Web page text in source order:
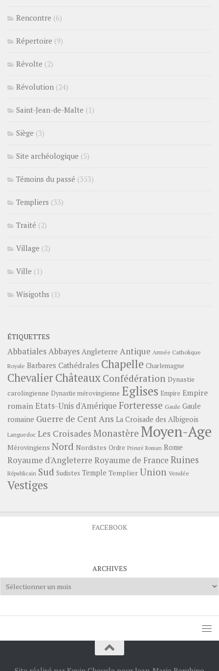
Rencontre (6)
Répertoire (9)
Révolte (2)
Révolution (24)
Saint-Jean-de-Malte (1)
Siège (3)
Site archéologique (5)
Témoins du passé (353)
Templiers (33)
Traité (2)
Village (2)
Ville (1)
Wisigoths (1)
ÉTIQUETTES
Abbatiales Abbayes Angleterre Antique Armée Catholique
Royale Barbares Cathédrales Chapelle Charlemagne
ChevalierChâteauxConfédération Dynastie
carolingienne Dynastie mérovingienne Eglises Empire Empire
romainEtats-Unis d'Amérique Forteresse Gaule Gaule
romaine Guerre de Cent Ans La Croisade des Albigeois
Languedoc Les Croisades Monastère Moyen-Age
Mérovingiens Nord Nordistes Ordre Prieuré Roman Rome
Royaume d'Angleterre Royaume de France Ruines
Républicain Sud Sudistes Temple Templier Union Vendée
Vestiges
FACEBOOK
ARCHIVES
Archives